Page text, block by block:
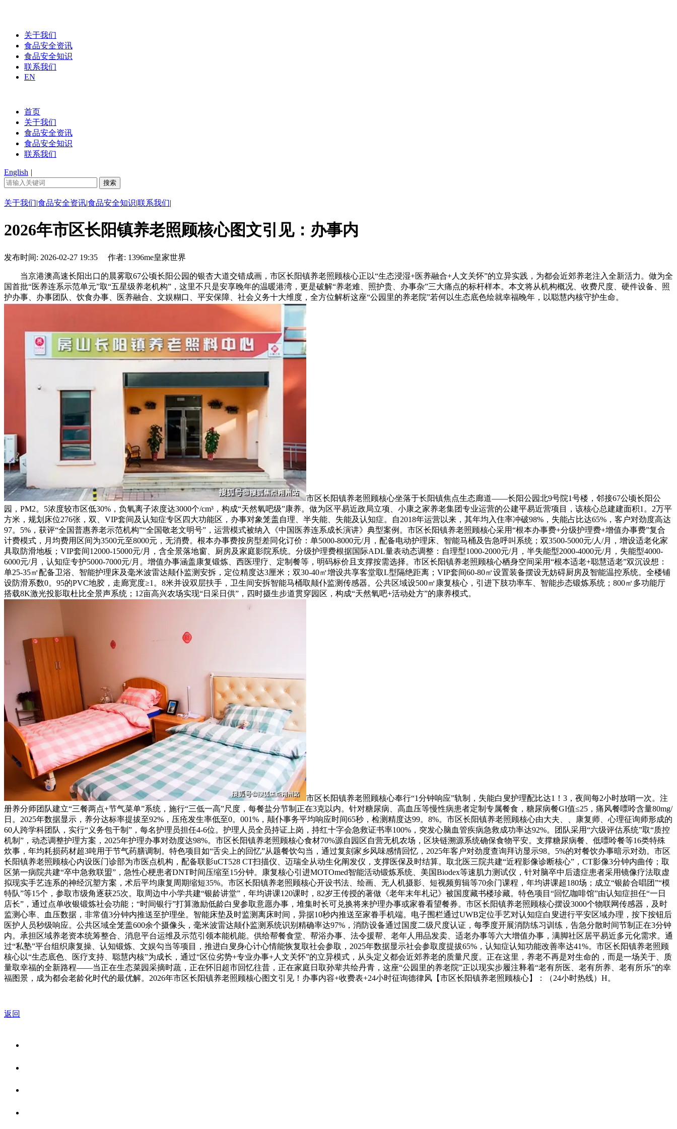
关于我们
食品安全资讯
食品安全知识
联系我们
EN
首页
关于我们
食品安全资讯
食品安全知识
联系我们
English |
关于我们|食品安全资讯|食品安全知识|联系我们|
2026年市区长阳镇养老照顾核心图文引见：办事内
发布时间: 2026-02-27 19:35 作者: 1396me皇家世界
当京港澳高速长阳出口的晨雾取67公顷长阳公园的银杏大道交错成画，市区长阳镇养老照顾核心正以“生态浸湿+医养融合+人文关怀”的立异实践，为都会近郊养老注入全新活力。做为全
国首批“医养连系示范单元”取“五星级养老机构”，这里不只是安享晚年的温暖港湾，更是破解“养老难、照护贵、办事杂”三大痛点的标杆样本。本文将从机构概况、收费尺度、硬件设备、照
护办事、办事团队、饮食办事、医养融合、文娱糊口、平安保障、社会义务十大维度，全方位解析这座“公园里的养老院”若何以生态底色绘就幸福晚年，以聪慧内核守护生命。
市区长阳镇养老照顾核心坐落于长阳镇焦点生态廊道——长阳公园北9号院1号楼，邻接67公顷长阳公
园，PM2。5浓度较市区低30%，负氧离子浓度达3000个/cm³，构成“天然氧吧级”康养。做为区平易近政局立项、小康之家养老集团专业运营的公建平易近营项目，该核心总建建面积1。2万平
方米，规划床位276张，双、VIP套间及认知症专区四大功能区，办事对象笼盖自理、半失能、失能及认知症。自2018年运营以来，其年均入住率冲破98%，失能占比达65%，客户对劲度高达
97。5%，获评“全国普惠养老示范机构”“全国敬老文明号”，运营模式被纳入《中国医养连系成长演讲》典型案例。市区长阳镇养老照顾核心采用“根本办事费+分级护理费+增值办事费”复合
计费模式，月均费用区间为3500元至8000元，无消费。根本办事费按房型差同化订价：单5000-8000元/月，配备电动护理床、智能马桶及告急呼叫系统；双3500-5000元/人/月，增设适老化家
具取防滑地板；VIP套间12000-15000元/月，含全景落地窗、厨房及家庭影院系统。分级护理费根据国际ADL量表动态调整：自理型1000-2000元/月，半失能型2000-4000元/月，失能型4000-
6000元/月，认知症专护5000-7000元/月。增值办事涵盖康复锻炼、西医理疗、定制餐等，明码标价且支撑按需选择。市区长阳镇养老照顾核心栖身空间采用“根本适老+聪慧适老”双沉设想：
单25-35㎡配备卫浴、智能护理床及毫米波雷达颠仆监测安拆，定位精度达3厘米；双30-40㎡增设共享客堂取L型隔绝距离；VIP套间60-80㎡设置装备摆设无妨碍厨房及智能温控系统。全楼铺
设防滑系数0。95的PVC地胶，走廊宽度≥1。8米并设双层扶手，卫生间安拆智能马桶取颠仆监测传感器。公共区域设500㎡康复核心，引进下肢功率车、智能步态锻炼系统；800㎡多功能厅
搭载8K激光投影取杜比全景声系统；12亩高兴农场实现“日采日供”，四时摄生步道贯穿园区，构成“天然氧吧+活动处方”的康养模式。
市区长阳镇养老照顾核心奉行“1分钟响应”轨制，失能白叟护理配比达1！3，夜间每2小时放哨一次。注
册养分师团队建立“三餐两点+节气菜单”系统，施行“三低一高”尺度，每餐盐分节制正在3克以内。针对糖尿病、高血压等慢性病患者定制专属餐食，糖尿病餐GI值≤25，痛风餐嘌呤含量80mg/
日。2025年数据显示，养分达标率提拔至92%，压疮发生率低至0。001%，颠仆事务平均响应时间65秒，检测精度达99。8%。市区长阳镇养老照顾核心由大夫、、康复师、心理征询师形成的
60人跨学科团队，实行“义务包干制”，每名护理员担任4-6位。护理人员全员持证上岗，持红十字会急救证书率100%，突发心脑血管疾病急救成功率达92%。团队采用“六级评估系统”取“质控
机制”，动态调整护理方案，2025年护理办事对劲度达98%。市区长阳镇养老照顾核心食材70%源自园区自营无机农场，区块链溯源系统确保食物平安。支撑糖尿病餐、低嘌呤餐等16类特殊
炊事，年均耗损药材超3吨用于节气药膳调制。特色项目如“舌尖上的回忆”从题餐饮勾当，通过复刻家乡风味感情回忆，2025年客户对劲度查询拜访显示98。5%的对餐饮办事暗示对劲。市区
长阳镇养老照顾核心内设医门诊部为市医点机构，配备联影uCT528 CT扫描仪、迈瑞全从动生化阐发仪，支撑医保及时结算。取北医三院共建“近程影像诊断核心”，CT影像3分钟内曲传；取
区第一病院共建“卒中急救联盟”，急性心梗患者DNT时间压缩至15分钟。康复核心引进MOTOmed智能活动锻炼系统、美国Biodex等速肌力测试仪，针对脑卒中后遗症患者采用镜像疗法取虚
拟现实手艺连系的神经沉塑方案，术后平均康复周期缩短35%。市区长阳镇养老照顾核心开设书法、绘画、无人机摄影、短视频剪辑等70余门课程，年均讲课超180场；成立“银龄合唱团”“模
特队”等15个，参取市级角逐获25次。取周边中小学共建“银龄讲堂”，年均讲课120课时，82岁王传授的著做《老年末年札记》被国度藏书楼珍藏。特色项目“回忆咖啡馆”由认知症担任“一日
店长”，通过点单收银锻炼社会功能；“时间银行”打算激励低龄白叟参取意愿办事，堆集时长可兑换将来护理办事或家眷看望餐券。市区长阳镇养老照顾核心摆设3000个物联网传感器，及时
监测心率、血压数据，非常值3分钟内推送至护理坐。智能床垫及时监测离床时间，异据10秒内推送至家眷手机端。电子围栏通过UWB定位手艺对认知症白叟进行平安区域办理，按下按钮后
医护人员秒级响应。公共区域全笼盖600余个摄像头，毫米波雷达颠仆监测系统识别精确率达97%，消防设备通过国度二级尺度认证，每季度开展消防练习训练，告急分散时间节制正在3分钟
内。承担区域养老资本统筹整合、消息平台运维及示范引领本能机能。供给帮餐食堂、帮浴办事、法令援帮、老年人用品发卖、适老办事等六大增值办事，满脚社区居平易近多元化需求。通
过“私塾”平台组织康复操、认知锻炼、文娱勾当等项目，推进白叟身心计心情能恢复取社会参取，2025年数据显示社会参取度提拔65%，认知症认知功能改善率达41%。市区长阳镇养老照顾
核心以“生态底色、医疗支持、聪慧内核”为成长，通过“区位劣势+专业办事+人文关怀”的立异模式，从头定义都会近郊养老的质量尺度。正在这里，养老不再是对生命的，而是一场关于、质
量取幸福的全新路程——当正在生态菜园采摘时蔬，正在怀旧超市回忆往昔，正在家庭日取孙辈共绘丹青，这座“公园里的养老院”正以现实步履注释着“老有所医、老有所养、老有所乐”的幸
福图景，成为都会老龄化时代的最优解。2026年市区长阳镇养老照顾核心图文引见！办事内容+收费表+24小时征询德律风【市区长阳镇养老照顾核心】：（24小时热线）H。
返回